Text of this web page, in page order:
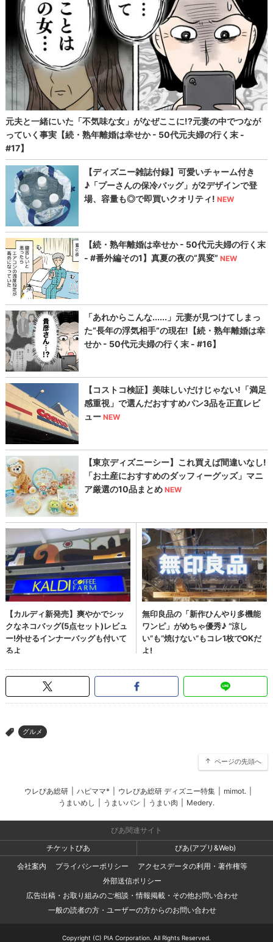
> グルメ
ページの先頭へ
ウレぴあ総研 ハピママ* ウレぴあ総研 ディズニー特集 mimot.
うまいめし
うまいパン うまい肉 Medery.
ぴあ関連サイト
チケットぴあ
ぴあ(アプリ&Web)
会社案内
プライバシーポリシー
アクセスデータの利用・著作権等
外部送信ポリシー
広告出稿・お取り組みのご相談・情報掲載・その他お問い合わせ
一般の読者の方・ユーザーの方からのお問い合わせ
Copyright (C) PIA Corporation. All Rights Reserved.